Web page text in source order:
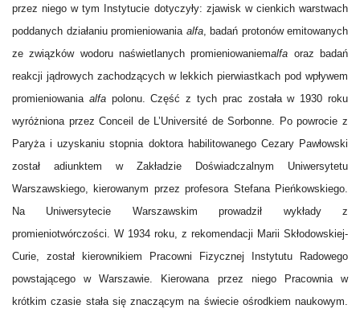
przez niego w tym Instytucie dotyczyły: zjawisk w cienkich warstwach
poddanych działaniu promieniowania alfa, badań protonów emitowanych
ze związków wodoru naświetlanych promieniowaniemalfa oraz badań
reakcji jądrowych zachodzących w lekkich pierwiastkach pod wpływem
promieniowania alfapolonu. Część z tych prac została w 1930 roku
wyróżniona przez Conceil de L’Université de Sorbonne. Po powrocie z
Paryża i uzyskaniu stopnia doktora habilitowanego Cezary Pawłowski
został adiunktem w Zakładzie Doświadczalnym Uniwersytetu
Warszawskiego, kierowanym przez profesora Stefana Pieńkowskiego.
Na Uniwersytecie Warszawskim prowadził wykłady z
promieniotwórczości. W 1934 roku, z rekomendacji Marii Skłodowskiej-
Curie, został kierownikiem Pracowni Fizycznej Instytutu Radowego
powstającego w Warszawie. Kierowana przez niego Pracownia w
krótkim czasie stała się znaczącym na świecie ośrodkiem naukowym.